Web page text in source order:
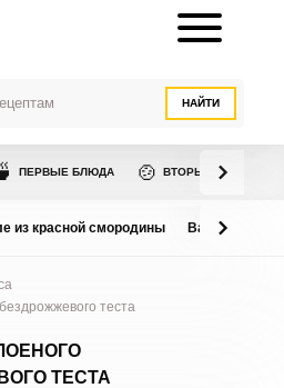
НАЙТИ
ПЕРВЫЕ БЛЮДА 🍲 ВТОРЫЕ БЛЮДА
из красной смородины Варенье из
теста
ТЕСТА